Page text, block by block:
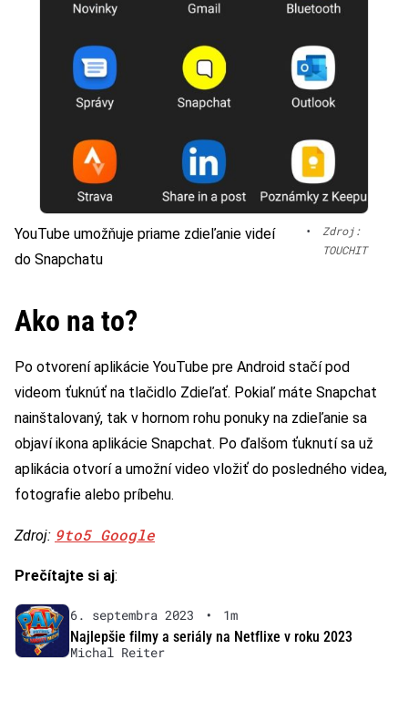
YouTube umožňuje priame zdieľanie videí
do Snapchatu
•
Zdroj:
TOUCHIT
Ako na to?
Po otvorení aplikácie YouTube pre Android stačí pod
videom ťuknúť na tlačidlo Zdieľať. Pokiaľ máte Snapchat
nainštalovaný, tak v hornom rohu ponuky na zdieľanie sa
objaví ikona aplikácie Snapchat. Po ďalšom ťuknutí sa už
aplikácia otvorí a umožní video vložiť do posledného videa,
fotografie alebo príbehu.
Zdroj: 9to5 Google
Prečítajte si aj:
6. septembra 2023 •
1m
Najlepšie filmy a seriály na Netflixe v roku 2023
Michal Reiter